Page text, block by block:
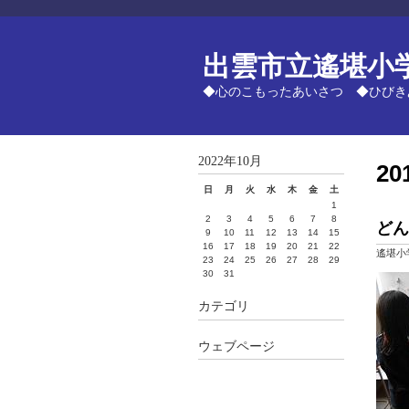
出雲市立遙堪小
◆心のこもったあいさつ ◆ひび
ど
遙堪小
2022年10月
日 月 火 水 木 金
土
1
2
3 4 5 6 7
8
9
10 11 12 13 14
15
16
17 18 19 20 21
22
23
24 25 26 27 28
29
30
31
カテゴリ
ウェブページ